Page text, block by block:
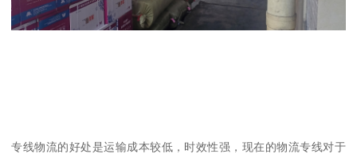
专线物流的好处是运输成本较低，时效性强，现在的物流专线对于